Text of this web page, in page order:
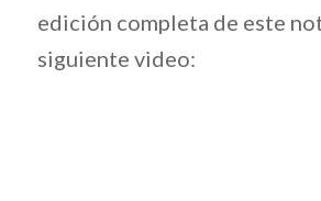
edición completa de este
siguiente video: